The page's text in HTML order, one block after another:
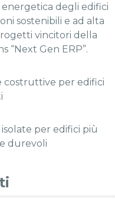
degli edifici
sostenibili e ad alta
vincitori della
“Next Gen ERP”.
costruttive per edifici
per edifici più
durevoli